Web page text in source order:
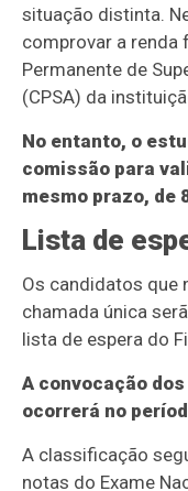
situação distinta.
comprovar a renda
Permanente de
(CPSA) da
No entanto, o
comissão para
mesmo prazo, de
Lista de
Os candidatos que
chamada única
lista de espera do
A convocação
ocorrerá no
A classificação
notas do Exame